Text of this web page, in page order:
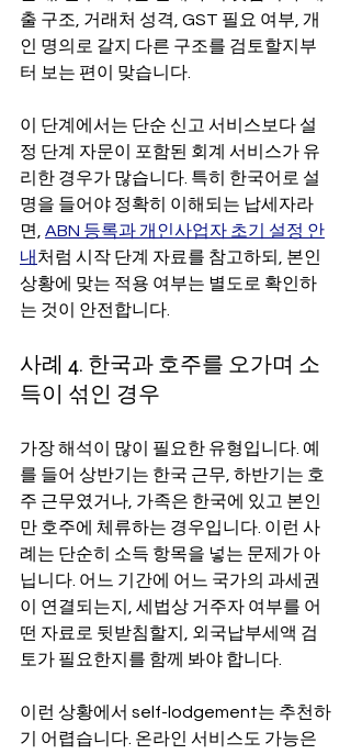
출 구조, 거래처 성격, GST 필요 여부, 개
인 명의로 갈지 다른 구조를 검토할지부
터 보는 편이 맞습니다.
이 단계에서는 단순 신고 서비스보다 설
정 단계 자문이 포함된 회계 서비스가 유
리한 경우가 많습니다. 특히 한국어로 설
명을 들어야 정확히 이해되는 납세자라
면, ABN 등록과 개인사업자 초기 설정 안
내 처럼 시작 단계 자료를 참고하되, 본인
상황에 맞는 적용 여부는 별도로 확인하
는 것이 안전합니다.
사례 4. 한국과 호주를 오가며 소
득이 섞인 경우
가장 해석이 많이 필요한 유형입니다. 예
를 들어 상반기는 한국 근무, 하반기는 호
주 근무였거나, 가족은 한국에 있고 본인
만 호주에 체류하는 경우입니다. 이런 사
례는 단순히 소득 항목을 넣는 문제가 아
닙니다. 어느 기간에 어느 국가의 과세권
이 연결되는지, 세법상 거주자 여부를 어
떤 자료로 뒷받침할지, 외국납부세액 검
토가 필요한지를 함께 봐야 합니다.
이런 상황에서 self-lodgement는 추천하
기 어렵습니다. 온라인 서비스도 가능은